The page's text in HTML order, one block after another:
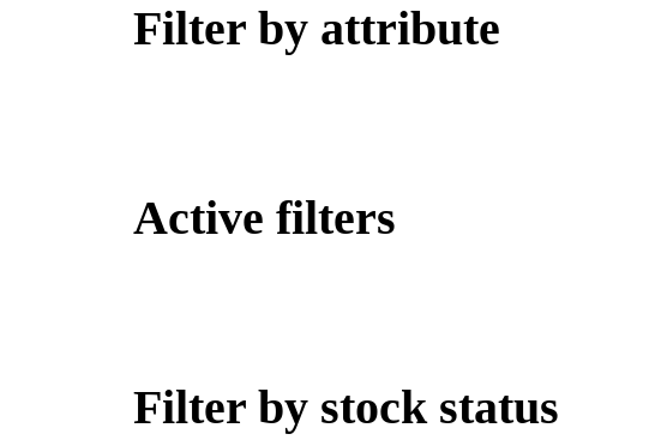
Filter by attribute
Active filters
Filter by stock status